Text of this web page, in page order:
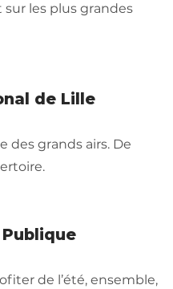
les plus grandes
de Lille
des grands airs. De
de l’été, ensemble,